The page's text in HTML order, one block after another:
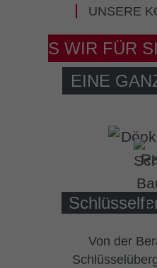
UNSERE
WAS WIR FÜR
EINE
Von der